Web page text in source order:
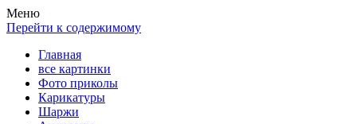
Весела хата — прикольные картинки, смешные истории,
клипы!
Покажем всем ваши фото приколы, карикатуры, шаржи, стихи,
рассказы, видео и песни!
Меню
Перейти к содержимому
Главная
все картинки
Фото приколы
Карикатуры
Шаржи